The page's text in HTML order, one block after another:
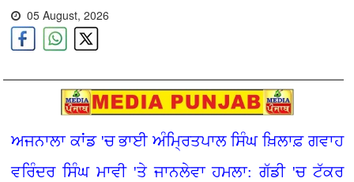
05 August, 2026
ਅਜਨਾਲਾ ਕਾਂਡ 'ਚ ਭਾਈ ਅੰਮ੍ਰਿਤਪਾਲ ਸਿੰਘ ਖ਼ਿਲਾਫ਼ ਗਵਾਹ
ਵਰਿੰਦਰ ਸਿੰਘ ਮਾਵੀ 'ਤੇ ਜਾਨਲੇਵਾ ਹਮਲਾ: ਗੱਡੀ 'ਚ ਟੱਕਰ